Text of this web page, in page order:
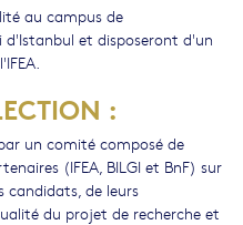
au campus de
d'Istanbul et disposeront d'un
:
un comité composé de
(IFEA, BILGI et BnF) sur
candidats, de leurs
du projet de recherche et